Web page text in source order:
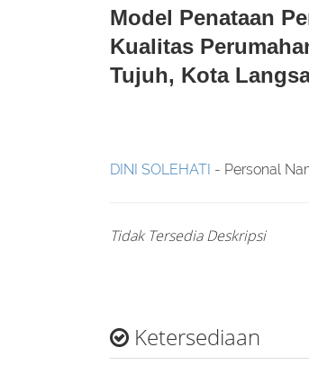
Model Penataan
Kualitas
Tujuh, Kota
DINI SOLEHATI - Personal
Tidak Tersedia Deskripsi
Ketersediaan